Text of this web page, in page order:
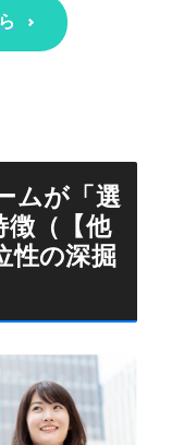
ムが「選
（【他
性の深掘